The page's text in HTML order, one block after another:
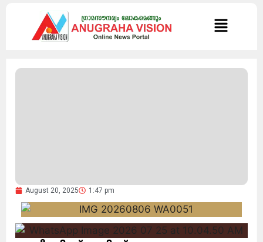
August 20, 2025 1:47 pm